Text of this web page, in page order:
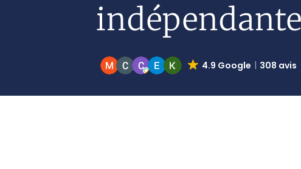
indépendante
4.9 Google 308 avis